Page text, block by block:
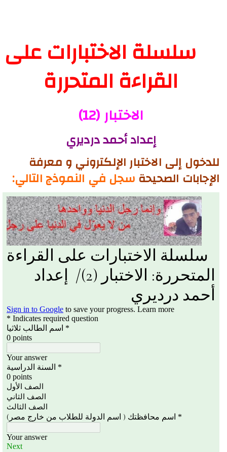
سلسلة الاختبارات على
القراءة المتحررة
الاختبار (12)
إعداد أحمد درديري
للدخول إلى الاختبار الإلكتروني و معرفة
الإجابات الصحيحة سجل في النموذج التالي: